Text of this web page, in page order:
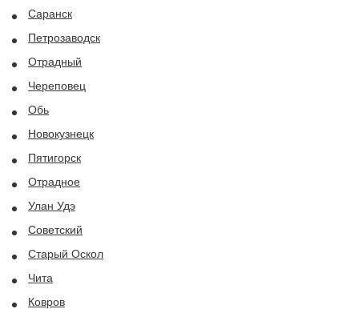
Саранск
Петрозаводск
Отрадный
Череповец
Обь
Новокузнецк
Пятигорск
Отрадное
Улан Удэ
Советский
Старый Оскол
Чита
Ковров